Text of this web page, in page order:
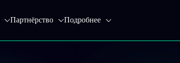
Партнёрство Подробнее